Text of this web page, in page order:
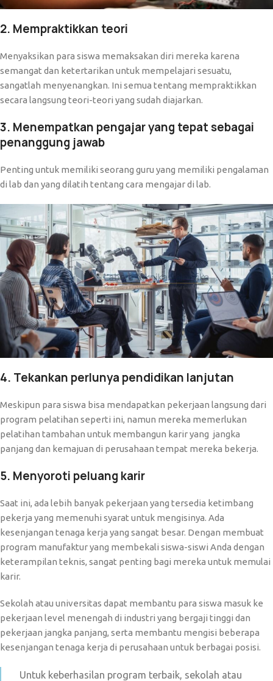
2. Mempraktikkan teori
Menyaksikan para siswa memaksakan diri mereka karena
semangat dan ketertarikan untuk mempelajari sesuatu,
sangatlah menyenangkan. Ini semua tentang mempraktikkan
secara langsung teori-teori yang sudah diajarkan.
3. Menempatkan pengajar yang tepat sebagai
penanggung jawab
Penting untuk memiliki seorang guru yang memiliki pengalaman
di lab dan yang dilatih tentang cara mengajar di lab.
4. Tekankan perlunya pendidikan lanjutan
Meskipun para siswa bisa mendapatkan pekerjaan langsung dari
program pelatihan seperti ini, namun mereka memerlukan
pelatihan tambahan untuk membangun karir yang jangka
panjang dan kemajuan di perusahaan tempat mereka bekerja.
5. Menyoroti peluang karir
Saat ini, ada lebih banyak pekerjaan yang tersedia ketimbang
pekerja yang memenuhi syarat untuk mengisinya. Ada
kesenjangan tenaga kerja yang sangat besar. Dengan membuat
program manufaktur yang membekali siswa-siswi Anda dengan
keterampilan teknis, sangat penting bagi mereka untuk memulai
karir.
Sekolah atau universitas dapat membantu para siswa masuk ke
pekerjaan level menengah di industri yang bergaji tinggi dan
pekerjaan jangka panjang, serta membantu mengisi beberapa
kesenjangan tenaga kerja di perusahaan untuk berbagai posisi.
Untuk keberhasilan program terbaik, sekolah atau